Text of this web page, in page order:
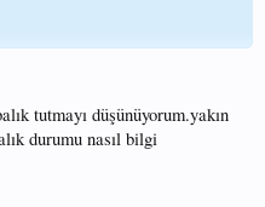
tutmayı düşünüyorum.yakın
durumu nasıl bilgi